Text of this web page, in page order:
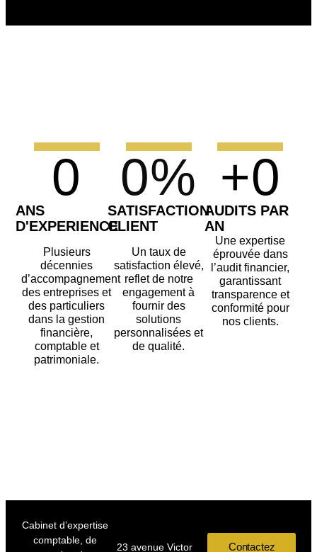
ANS
D'EXPERIENCE
0
Plusieurs
décennies
d’accompagnement
des entreprises et
des particuliers
dans la gestion
financière,
comptable et
patrimoniale.
SATISFACTION
CLIENT
0%
Un taux de
satisfaction élevé,
reflet de notre
engagement à
fournir des
solutions
personnalisées et
de qualité.
AUDITS PAR
AN
+0
Une expertise
éprouvée dans
l’audit financier,
garantissant
transparence et
conformité pour
nos clients.
Cabinet d’expertise
comptable, de
23 avenue Victor
Contactez